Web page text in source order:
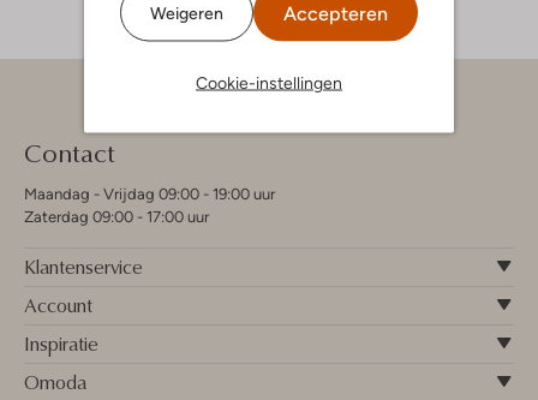
Weigeren Accepteren
Cookie-instellingen
Contact
Maandag - Vrijdag 09:00 - 19:00 uur
Zaterdag 09:00 - 17:00 uur
Klantenservice
Account
Inspiratie
Omoda